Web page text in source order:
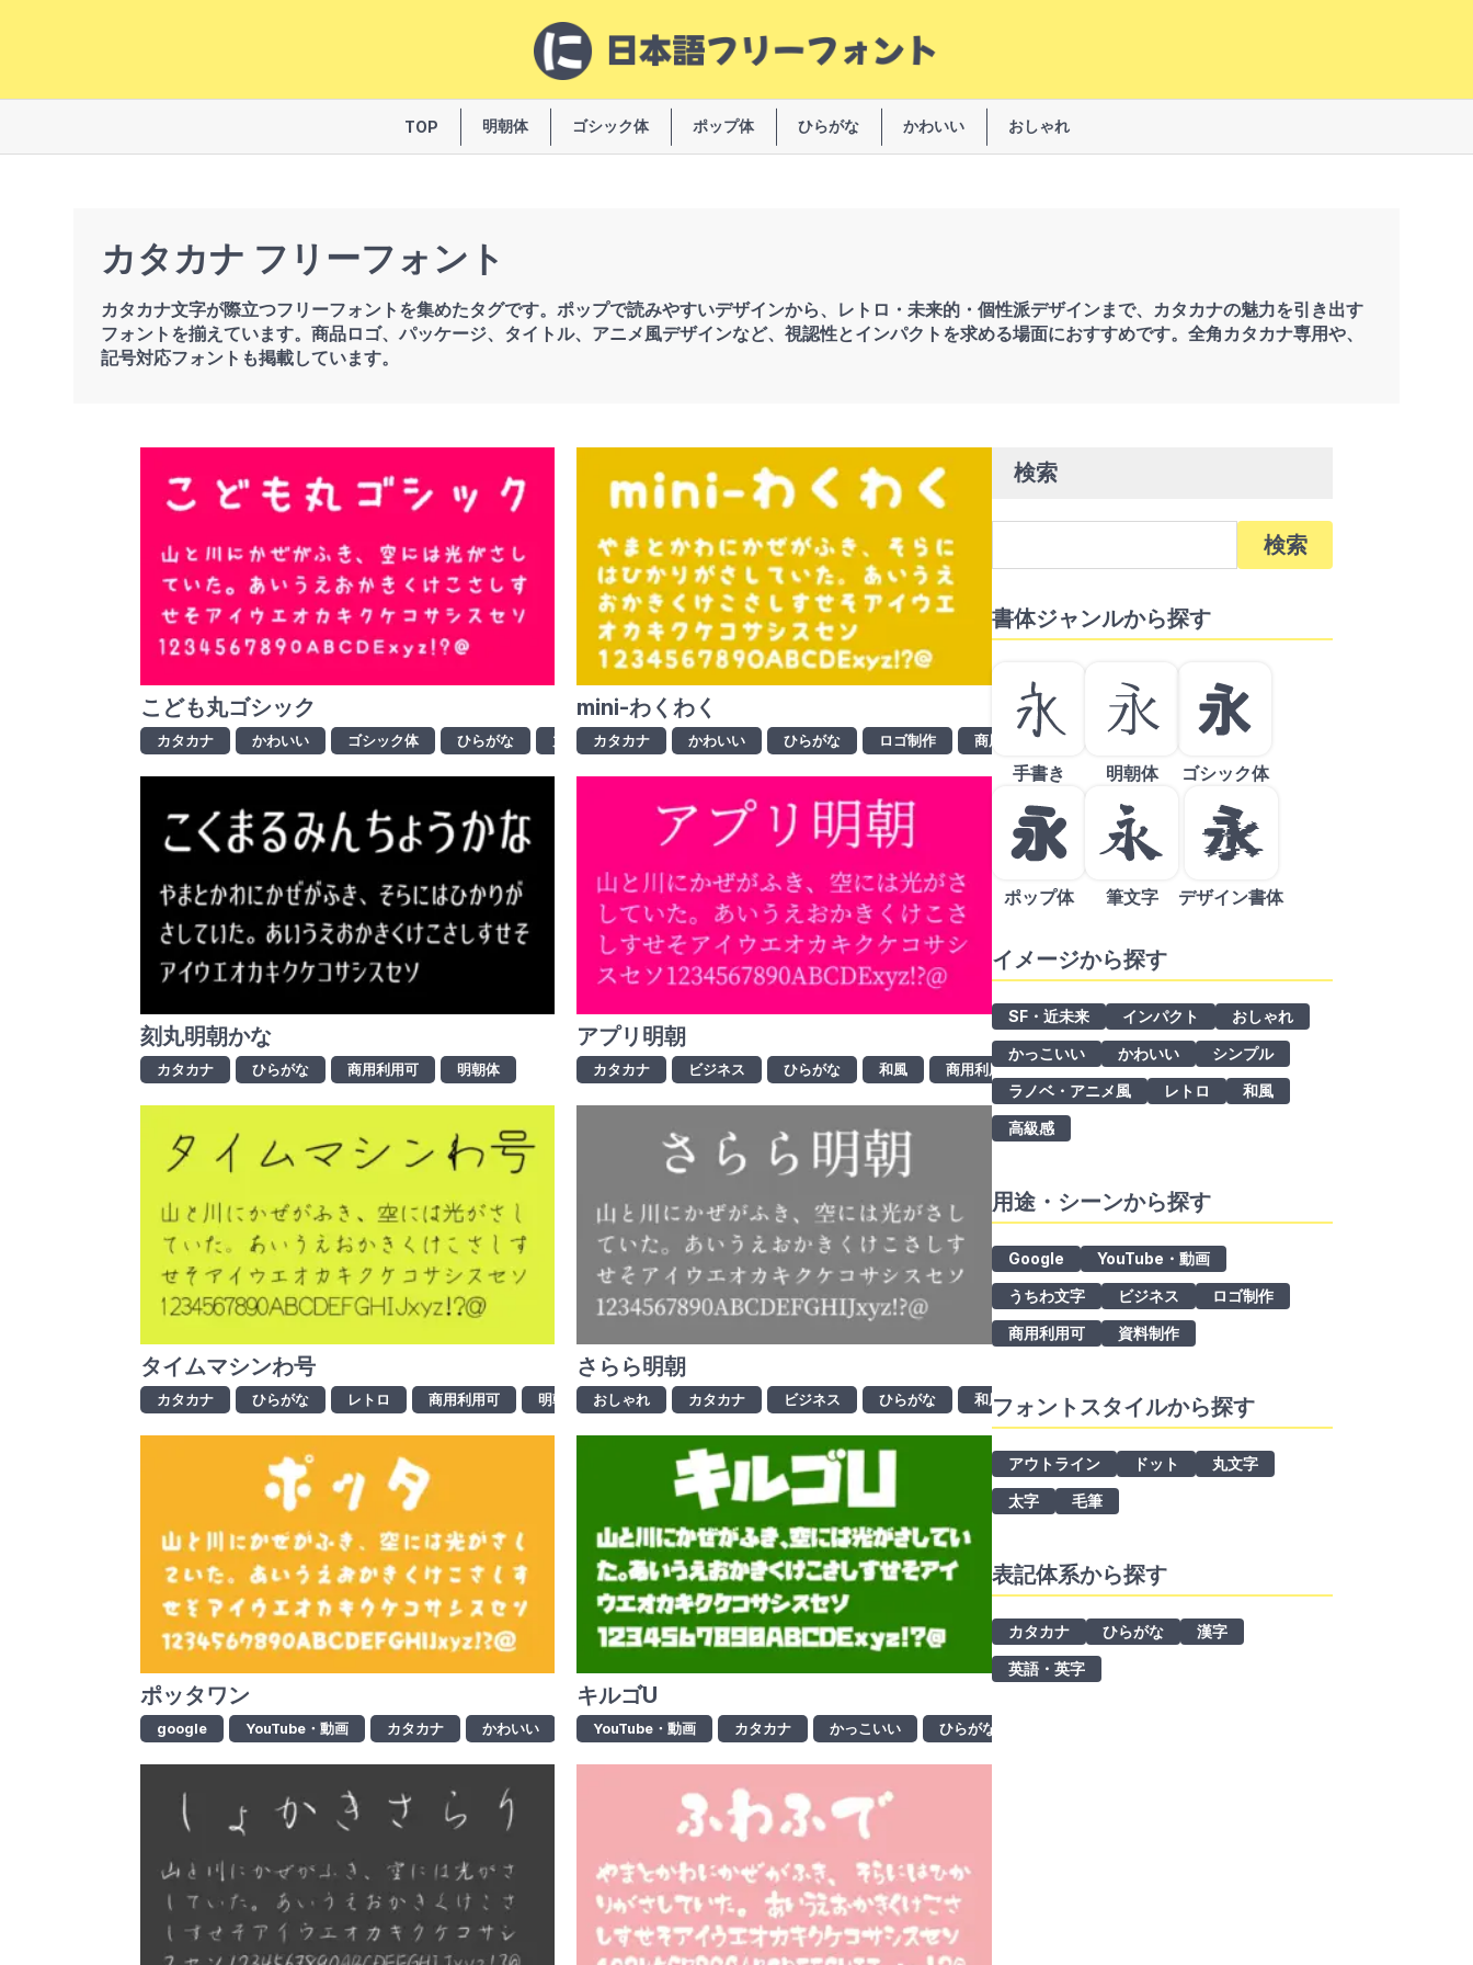
TOP 明朝体 ゴシック体 ポップ体 ひらがな かわいい おしゃれ
カタカナ フリーフォント
カタカナ文字が際立つフリーフォントを集めたタグです。ポップで読みやすいデザインから、レトロ・未来的・個性派デザインまで、カタカナの魅力を引き出す
フォントを揃えています。商品ロゴ、パッケージ、タイトル、アニメ風デザインなど、視認性とインパクトを求める場面におすすめです。全角カタカナ専用や、
記号対応フォントも掲載しています。
こども丸ゴシック
カタカナ かわいい ゴシック体 ひらがな 丸文字 商用利用可 手書き風 漢字 資料制作
mini-わくわく
カタカナ かわいい ひらがな ロゴ制作 商用利用可 手書き風 資料制作
刻丸明朝かな
カタカナ ひらがな 商用利用可 明朝体
アプリ明朝
カタカナ ビジネス ひらがな 和風 商用利用可 明朝体 漢字 資料制作
タイムマシンわ号
カタカナ ひらがな レトロ 商用利用可 明朝体 漢字 資料制作
さらら明朝
おしゃれ カタカナ ビジネス ひらがな 和風 商用利用可 手書き風 明朝体
ポッタワン
google YouTube・動画 カタカナ かわいい ゴシック体 ひらがな ポップ体 商用利用可 太字
キルゴU
YouTube・動画 カタカナ かっこいい ひらがな
検索
書体ジャンルから探す
手書き 明朝体 ゴシック体
ポップ体 筆文字 デザイン書体
イメージから探す
SF・近未来 インパクト
おしゃれ
かっこいい
かわいい
シンプル
ラノベ・アニメ風
レトロ
和風
高級感
用途・シーンから探す
Google
YouTube・動画
うちわ文字
ビジネス
ロゴ制作
商用利用可
資料制作
フォントスタイルから探す
アウトライン ドット
丸文字
太字
毛筆
表記体系から探す
カタカナ ひらがな
漢字
英語・英字